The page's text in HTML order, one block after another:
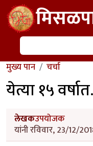
Skip to main content
शोध
मुख्य पान चर्चा
येत्या १५
लेखकउपयोजक
यांनी रविवार, 23/12/